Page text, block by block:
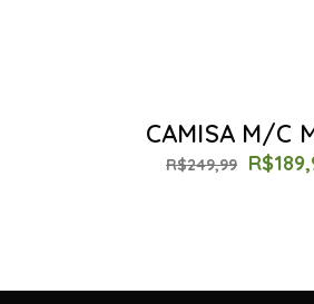
CAMISA M/C
R$249,99 R$